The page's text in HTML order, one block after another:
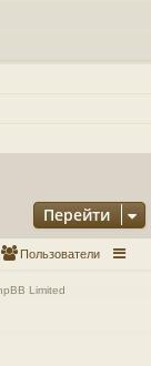
Перейти
Пользователи
Limited